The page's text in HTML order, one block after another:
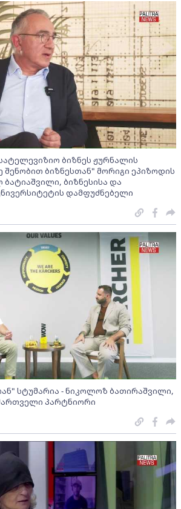
ბიზნეს ჟურნალის
შენობით ბიზნესთან" მორიგი ეპიზოდის
ბატიაშვილი, ბიზნესისა და
დამფუძნებელი
სტუმარია - ნიკოლოზ ბათირაშვილი,
პარტნიორი